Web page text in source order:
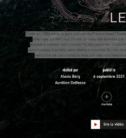
2021